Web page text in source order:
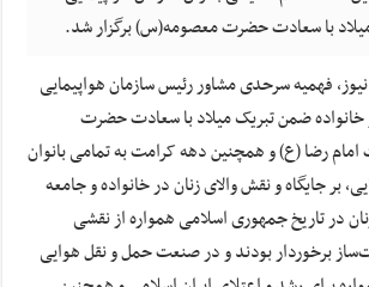
با سعادت حضرت معصومه(س) برگزار شد.
فهمیه سرحدی مشاور رئیس سازمان هواپیمایی
خانواده ضمن تبریک میلاد با سعادت حضرت
رضا (ع) و همچنین دهه کرامت به تمامی بانوان
بر جایگاه و نقش والای زنان در خانواده و جامعه
در تاریخ جمهوری اسلامی همواره از نقشی
برخوردار بودند و در صنعت حمل و نقل هوایی